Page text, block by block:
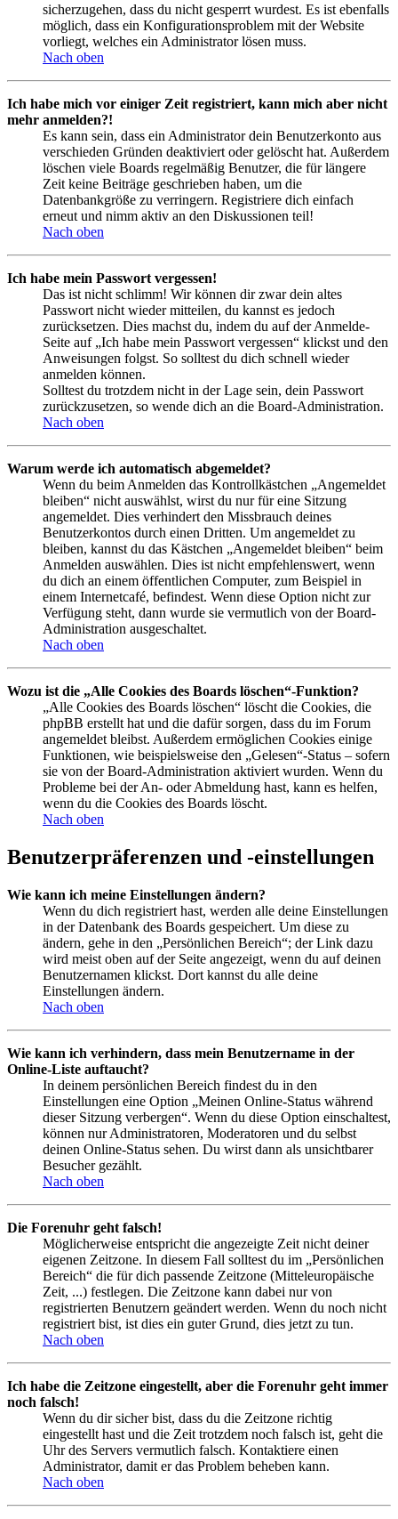
sicherzugehen, dass du nicht gesperrt wurdest. Es ist ebenfalls
möglich, dass ein Konfigurationsproblem mit der Website
vorliegt, welches ein Administrator lösen muss.
Nach oben
Ich habe mich vor einiger Zeit registriert, kann mich aber nicht
mehr anmelden?!
Es kann sein, dass ein Administrator dein Benutzerkonto aus
verschieden Gründen deaktiviert oder gelöscht hat. Außerdem
löschen viele Boards regelmäßig Benutzer, die für längere
Zeit keine Beiträge geschrieben haben, um die
Datenbankgröße zu verringern. Registriere dich einfach
erneut und nimm aktiv an den Diskussionen teil!
Nach oben
Ich habe mein Passwort vergessen!
Das ist nicht schlimm! Wir können dir zwar dein altes
Passwort nicht wieder mitteilen, du kannst es jedoch
zurücksetzen. Dies machst du, indem du auf der Anmelde-
Seite auf „Ich habe mein Passwort vergessen“ klickst und den
Anweisungen folgst. So solltest du dich schnell wieder
anmelden können.
Solltest du trotzdem nicht in der Lage sein, dein Passwort
zurückzusetzen, so wende dich an die Board-Administration.
Nach oben
Warum werde ich automatisch abgemeldet?
Wenn du beim Anmelden das Kontrollkästchen „Angemeldet
bleiben“ nicht auswählst, wirst du nur für eine Sitzung
angemeldet. Dies verhindert den Missbrauch deines
Benutzerkontos durch einen Dritten. Um angemeldet zu
bleiben, kannst du das Kästchen „Angemeldet bleiben“ beim
Anmelden auswählen. Dies ist nicht empfehlenswert, wenn
du dich an einem öffentlichen Computer, zum Beispiel in
einem Internetcafé, befindest. Wenn diese Option nicht zur
Verfügung steht, dann wurde sie vermutlich von der Board-
Administration ausgeschaltet.
Nach oben
Wozu ist die „Alle Cookies des Boards löschen“-Funktion?
„Alle Cookies des Boards löschen“ löscht die Cookies, die
phpBB erstellt hat und die dafür sorgen, dass du im Forum
angemeldet bleibst. Außerdem ermöglichen Cookies einige
Funktionen, wie beispielsweise den „Gelesen“-Status – sofern
sie von der Board-Administration aktiviert wurden. Wenn du
Probleme bei der An- oder Abmeldung hast, kann es helfen,
wenn du die Cookies des Boards löscht.
Nach oben
Benutzerpräferenzen und -einstellungen
Wie kann ich meine Einstellungen ändern?
Wenn du dich registriert hast, werden alle deine Einstellungen
in der Datenbank des Boards gespeichert. Um diese zu
ändern, gehe in den „Persönlichen Bereich“; der Link dazu
wird meist oben auf der Seite angezeigt, wenn du auf deinen
Benutzernamen klickst. Dort kannst du alle deine
Einstellungen ändern.
Nach oben
Wie kann ich verhindern, dass mein Benutzername in der
Online-Liste auftaucht?
In deinem persönlichen Bereich findest du in den
Einstellungen eine Option „Meinen Online-Status während
dieser Sitzung verbergen“. Wenn du diese Option einschaltest,
können nur Administratoren, Moderatoren und du selbst
deinen Online-Status sehen. Du wirst dann als unsichtbarer
Besucher gezählt.
Nach oben
Die Forenuhr geht falsch!
Möglicherweise entspricht die angezeigte Zeit nicht deiner
eigenen Zeitzone. In diesem Fall solltest du im „Persönlichen
Bereich“ die für dich passende Zeitzone (Mitteleuropäische
Zeit, ...) festlegen. Die Zeitzone kann dabei nur von
registrierten Benutzern geändert werden. Wenn du noch nicht
registriert bist, ist dies ein guter Grund, dies jetzt zu tun.
Nach oben
Ich habe die Zeitzone eingestellt, aber die Forenuhr geht immer
noch falsch!
Wenn du dir sicher bist, dass du die Zeitzone richtig
eingestellt hast und die Zeit trotzdem noch falsch ist, geht die
Uhr des Servers vermutlich falsch. Kontaktiere einen
Administrator, damit er das Problem beheben kann.
Nach oben